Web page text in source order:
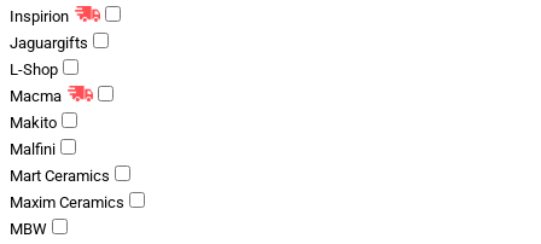
Inspirion
Jaguargifts
L-Shop
Macma
Makito
Malfini
Mart Ceramics
Maxim Ceramics
MBW